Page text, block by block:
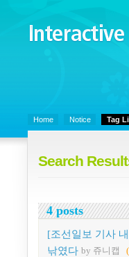
PR 2.0
Home Notice Tag
Search
4 posts
[조선일보 기사
낚였다 by 쥬니캡